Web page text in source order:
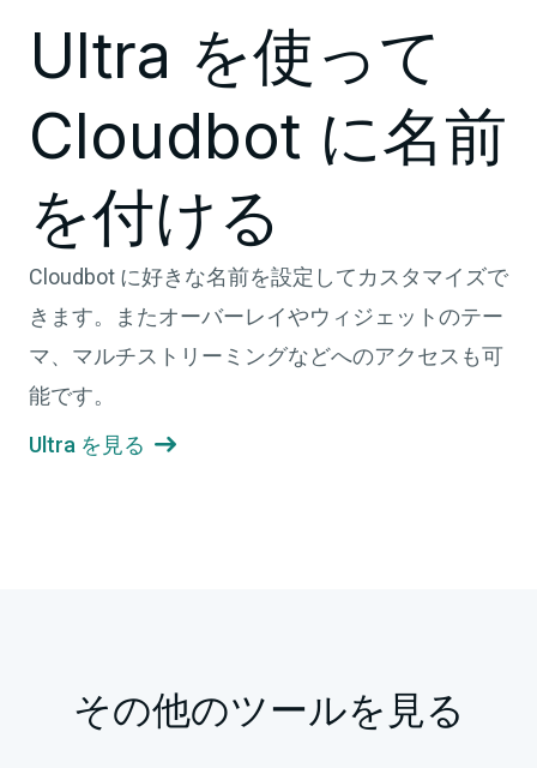
Ultra を使って
Cloudbot に名前
を付ける
Cloudbot に好きな名前を設定してカスタマイズで
きます。またオーバーレイやウィジェットのテー
マ、マルチストリーミングなどへのアクセスも可
能です。
Ultra を見る 
その他のツールを見る